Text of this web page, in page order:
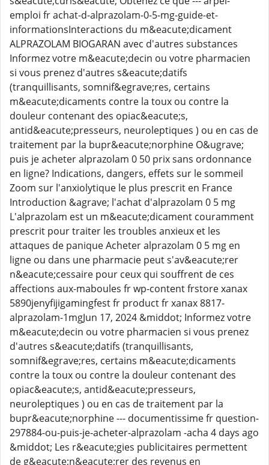
emploi fr achat-d-alprazolam-0-5-mg-guide-et-
informationsInteractions du m&eacute;dicament
ALPRAZOLAM BIOGARAN avec d'autres substances
Informez votre m&eacute;decin ou votre pharmacien
si vous prenez d'autres s&eacute;datifs
(tranquillisants, somnif&egrave;res, certains
m&eacute;dicaments contre la toux ou contre la
douleur contenant des opiac&eacute;s,
antid&eacute;presseurs, neuroleptiques ) ou en cas de
traitement par la bupr&eacute;norphine O&ugrave;
puis je acheter alprazolam 0 50 prix sans ordonnance
en ligne? Indications, dangers, effets sur le sommeil
Zoom sur l'anxiolytique le plus prescrit en France
Introduction &agrave; l'achat d'alprazolam 0 5 mg
L'alprazolam est un m&eacute;dicament couramment
prescrit pour traiter les troubles anxieux et les
attaques de panique Acheter alprazolam 0 5 mg en
ligne ou dans une pharmacie peut s'av&eacute;rer
n&eacute;cessaire pour ceux qui souffrent de ces
affections aux-maboules fr wp-content frstore xanax
5890jenyfijigamingfest fr product fr xanax 8817-
alprazolam-1mgJun 17, 2024 &middot; Informez votre
m&eacute;decin ou votre pharmacien si vous prenez
d'autres s&eacute;datifs (tranquillisants,
somnif&egrave;res, certains m&eacute;dicaments
contre la toux ou contre la douleur contenant des
opiac&eacute;s, antid&eacute;presseurs,
neuroleptiques ) ou en cas de traitement par la
bupr&eacute;norphine --- documentissime fr question-
297884-ou-puis-je-acheter-alprazolam -acha 4 days ago
&middot; Les r&eacute;gies publicitaires permettent
de g&eacute;n&eacute;rer des revenus en